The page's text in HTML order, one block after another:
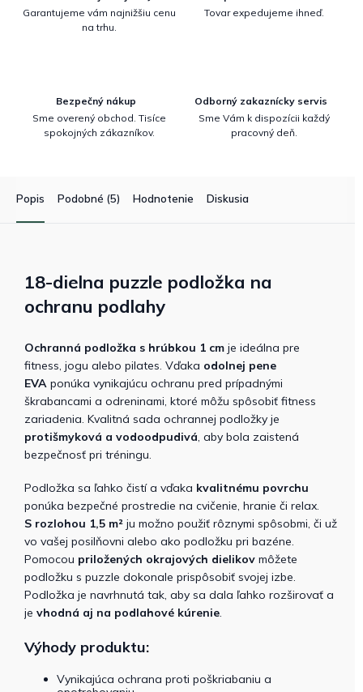
Garantujeme vám najnižšiu cenu
na trhu.
Tovar expedujeme ihneď.
Bezpečný nákup
Sme overený obchod. Tisíce
spokojných zákazníkov.
Odborný zakaznícky servis
Sme Vám k dispozícii každý
pracovný deň.
Popis Podobné (5) Hodnotenie Diskusia
18-dielna puzzle podložka na
ochranu podlahy
Ochranná podložka s hrúbkou 1 cm je ideálna pre
fitness, jogu alebo pilates. Vďaka odolnej pene
EVA ponúka vynikajúcu ochranu pred prípadnými
škrabancami a odreninami, ktoré môžu spôsobiť fitness
zariadenia. Kvalitná sada ochrannej podložky je
protišmyková a vodoodpudivá , aby bola zaistená
bezpečnosť pri tréningu.
Podložka sa ľahko čistí a vďaka kvalitnému povrchu
ponúka bezpečné prostredie na cvičenie, hranie či relax.
S rozlohou 1,5 m² ju možno použiť rôznymi spôsobmi, či už
vo vašej posilňovni alebo ako podložku pri bazéne.
Pomocou priložených okrajových dielikov môžete
podložku s puzzle dokonale prispôsobiť svojej izbe.
Podložka je navrhnutá tak, aby sa dala ľahko rozširovať a
je vhodná aj na podlahové kúrenie
Výhody produktu:
Vynikajúca ochrana proti poškriabaniu a